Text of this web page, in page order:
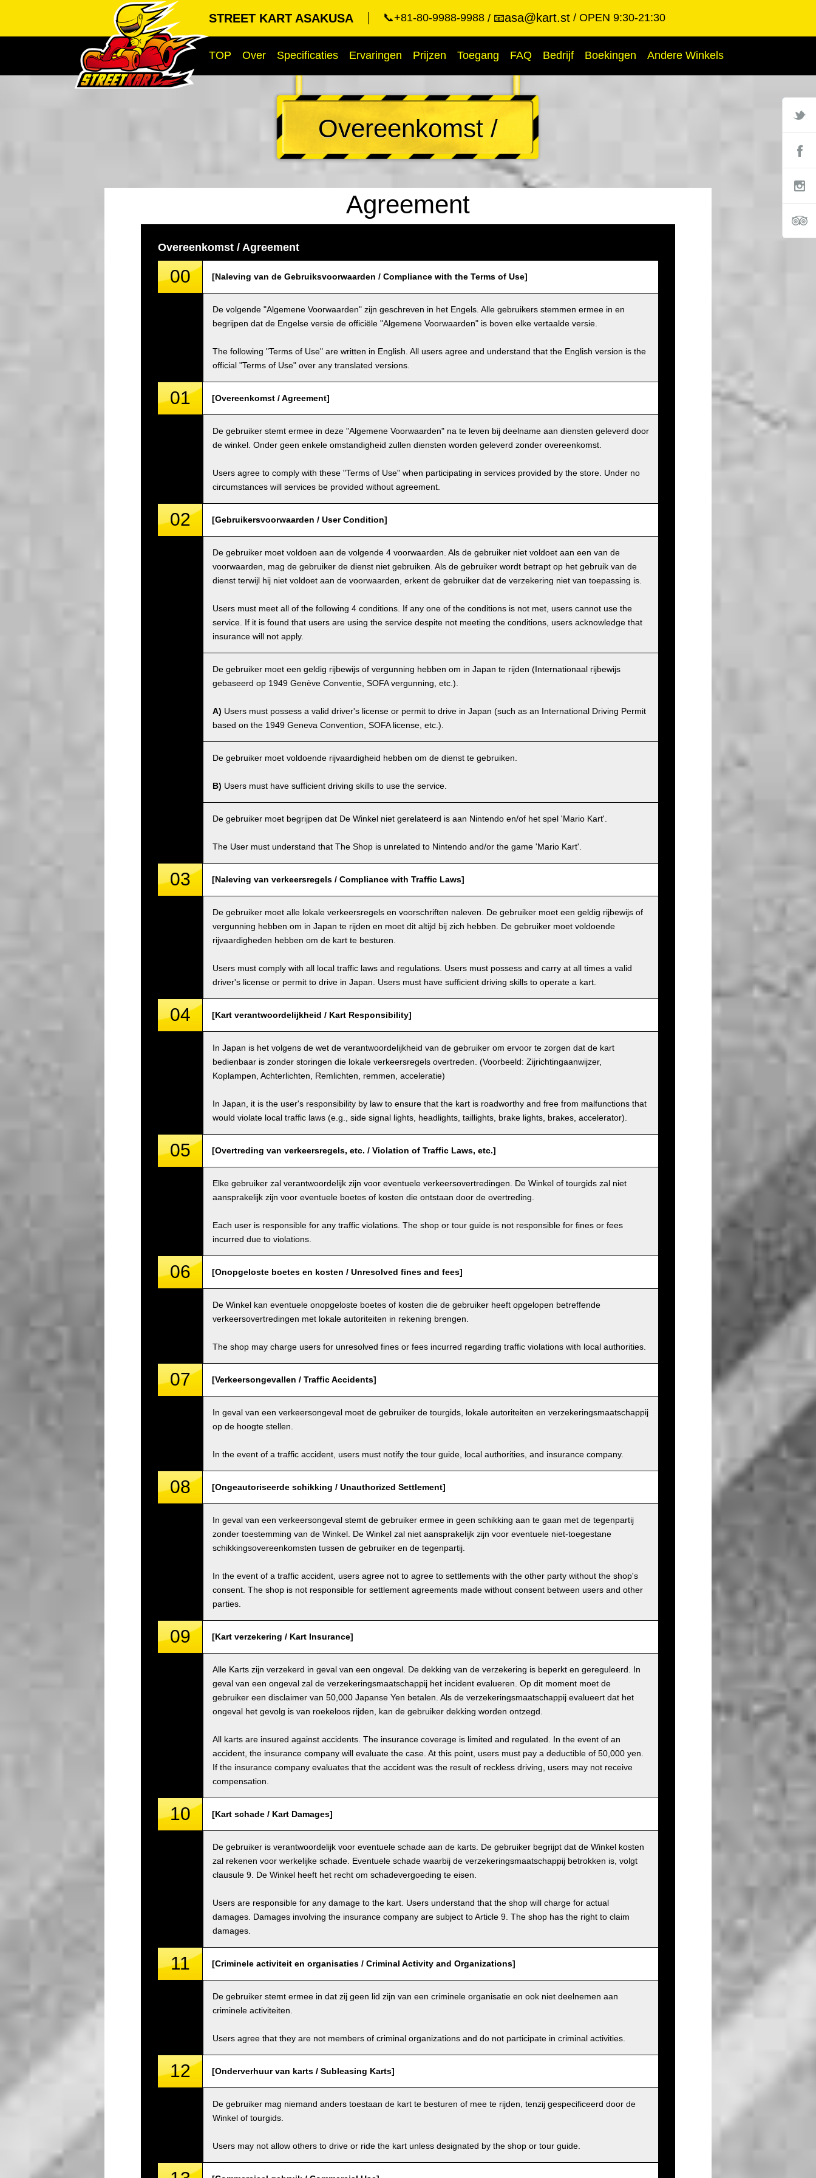
STREET KART ASAKUSA 📞+81-80-9988-9988 📧asa@kart.st OPEN 9:30-21:30
TOP Over Specificaties Ervaringen Prijzen Toegang FAQ Bedrijf Boekingen Andere Winkels
Overeenkomst /
Agreement
Overeenkomst / Agreement
00 [Naleving van de Gebruiksvoorwaarden / Compliance with the Terms of Use]
De volgende "Algemene Voorwaarden" zijn geschreven in het Engels. Alle gebruikers stemmen ermee in en
begrijpen dat de Engelse versie de officiële "Algemene Voorwaarden" is boven elke vertaalde versie.
The following "Terms of Use" are written in English. All users agree and understand that the English version is the
official "Terms of Use" over any translated versions.
01 [Overeenkomst / Agreement]
De gebruiker stemt ermee in deze "Algemene Voorwaarden" na te leven bij deelname aan diensten geleverd door
de winkel. Onder geen enkele omstandigheid zullen diensten worden geleverd zonder overeenkomst.
Users agree to comply with these "Terms of Use" when participating in services provided by the store. Under no
circumstances will services be provided without agreement.
02 [Gebruikersvoorwaarden / User Condition]
De gebruiker moet voldoen aan de volgende 4 voorwaarden. Als de gebruiker niet voldoet aan een van de
voorwaarden, mag de gebruiker de dienst niet gebruiken. Als de gebruiker wordt betrapt op het gebruik van de
dienst terwijl hij niet voldoet aan de voorwaarden, erkent de gebruiker dat de verzekering niet van toepassing is.
Users must meet all of the following 4 conditions. If any one of the conditions is not met, users cannot use the
service. If it is found that users are using the service despite not meeting the conditions, users acknowledge that
insurance will not apply.
De gebruiker moet een geldig rijbewijs of vergunning hebben om in Japan te rijden (Internationaal rijbewijs
gebaseerd op 1949 Genève Conventie, SOFA vergunning, etc.).
A) Users must possess a valid driver's license or permit to drive in Japan (such as an International Driving Permit
based on the 1949 Geneva Convention, SOFA license, etc.).
De gebruiker moet voldoende rijvaardigheid hebben om de dienst te gebruiken.
B) Users must have sufficient driving skills to use the service.
De gebruiker moet begrijpen dat De Winkel niet gerelateerd is aan Nintendo en/of het spel 'Mario Kart'.
The User must understand that The Shop is unrelated to Nintendo and/or the game 'Mario Kart'.
03 [Naleving van verkeersregels / Compliance with Traffic Laws]
De gebruiker moet alle lokale verkeersregels en voorschriften naleven. De gebruiker moet een geldig rijbewijs of
vergunning hebben om in Japan te rijden en moet dit altijd bij zich hebben. De gebruiker moet voldoende
rijvaardigheden hebben om de kart te besturen.
Users must comply with all local traffic laws and regulations. Users must possess and carry at all times a valid
driver's license or permit to drive in Japan. Users must have sufficient driving skills to operate a kart.
04 [Kart verantwoordelijkheid / Kart Responsibility]
In Japan is het volgens de wet de verantwoordelijkheid van de gebruiker om ervoor te zorgen dat de kart
bedienbaar is zonder storingen die lokale verkeersregels overtreden. (Voorbeeld: Zijrichtingaanwijzer,
Koplampen, Achterlichten, Remlichten, remmen, acceleratie)
In Japan, it is the user's responsibility by law to ensure that the kart is roadworthy and free from malfunctions that
would violate local traffic laws (e.g., side signal lights, headlights, taillights, brake lights, brakes, accelerator).
05 [Overtreding van verkeersregels, etc. / Violation of Traffic Laws, etc.]
Elke gebruiker zal verantwoordelijk zijn voor eventuele verkeersovertredingen. De Winkel of tourgids zal niet
aansprakelijk zijn voor eventuele boetes of kosten die ontstaan door de overtreding.
Each user is responsible for any traffic violations. The shop or tour guide is not responsible for fines or fees
incurred due to violations.
06 [Onopgeloste boetes en kosten / Unresolved fines and fees]
De Winkel kan eventuele onopgeloste boetes of kosten die de gebruiker heeft opgelopen betreffende
verkeersovertredingen met lokale autoriteiten in rekening brengen.
The shop may charge users for unresolved fines or fees incurred regarding traffic violations with local authorities.
07 [Verkeersongevallen / Traffic Accidents]
In geval van een verkeersongeval moet de gebruiker de tourgids, lokale autoriteiten en verzekeringsmaatschappij
op de hoogte stellen.
In the event of a traffic accident, users must notify the tour guide, local authorities, and insurance company.
08 [Ongeautoriseerde schikking / Unauthorized Settlement]
In geval van een verkeersongeval stemt de gebruiker ermee in geen schikking aan te gaan met de tegenpartij
zonder toestemming van de Winkel. De Winkel zal niet aansprakelijk zijn voor eventuele niet-toegestane
schikkingsovereenkomsten tussen de gebruiker en de tegenpartij.
In the event of a traffic accident, users agree not to agree to settlements with the other party without the shop's
consent. The shop is not responsible for settlement agreements made without consent between users and other
parties.
09 [Kart verzekering / Kart Insurance]
Alle Karts zijn verzekerd in geval van een ongeval. De dekking van de verzekering is beperkt en gereguleerd. In
geval van een ongeval zal de verzekeringsmaatschappij het incident evalueren. Op dit moment moet de
gebruiker een disclaimer van 50,000 Japanse Yen betalen. Als de verzekeringsmaatschappij evalueert dat het
ongeval het gevolg is van roekeloos rijden, kan de gebruiker dekking worden ontzegd.
All karts are insured against accidents. The insurance coverage is limited and regulated. In the event of an
accident, the insurance company will evaluate the case. At this point, users must pay a deductible of 50,000 yen.
If the insurance company evaluates that the accident was the result of reckless driving, users may not receive
compensation.
10 [Kart schade / Kart Damages]
De gebruiker is verantwoordelijk voor eventuele schade aan de karts. De gebruiker begrijpt dat de Winkel kosten
zal rekenen voor werkelijke schade. Eventuele schade waarbij de verzekeringsmaatschappij betrokken is, volgt
clausule 9. De Winkel heeft het recht om schadevergoeding te eisen.
Users are responsible for any damage to the kart. Users understand that the shop will charge for actual
damages. Damages involving the insurance company are subject to Article 9. The shop has the right to claim
damages.
11 [Criminele activiteit en organisaties / Criminal Activity and Organizations]
De gebruiker stemt ermee in dat zij geen lid zijn van een criminele organisatie en ook niet deelnemen aan
criminele activiteiten.
Users agree that they are not members of criminal organizations and do not participate in criminal activities.
12 [Onderverhuur van karts / Subleasing Karts]
De gebruiker mag niemand anders toestaan de kart te besturen of mee te rijden, tenzij gespecificeerd door de
Winkel of tourgids.
Users may not allow others to drive or ride the kart unless designated by the shop or tour guide.